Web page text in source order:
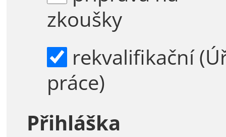
zkoušky
práce)
Přihláška